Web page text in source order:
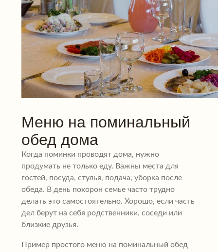
Меню на поминальный
обед дома
Когда поминки проводят дома, нужно
продумать не только еду. Важны места для
гостей, посуда, стулья, подача, уборка после
обеда. В день похорон семье часто трудно
делать это самостоятельно. Хорошо, если часть
дел берут на себя родственники, соседи или
близкие друзья.
Пример простого меню на поминальный обед